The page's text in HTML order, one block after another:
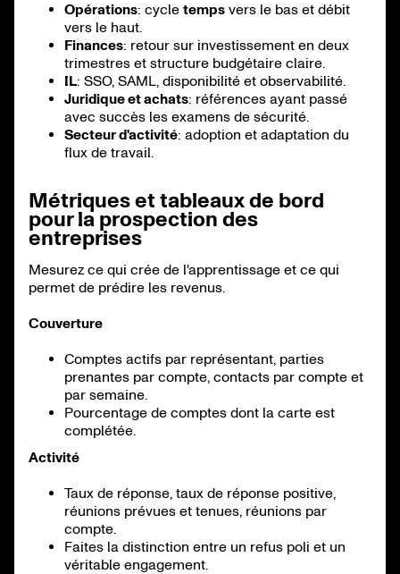
Opérations: cycle temps vers le bas et débit
vers le haut.
Finances: retour sur investissement en deux
trimestres et structure budgétaire claire.
IL: SSO, SAML, disponibilité et observabilité.
Juridique et achats: références ayant passé
avec succès les examens de sécurité.
Secteur d'activité: adoption et adaptation du
flux de travail.
Métriques et tableaux de bord
pour la prospection des
entreprises
Mesurez ce qui crée de l'apprentissage et ce qui
permet de prédire les revenus.
Couverture
Comptes actifs par représentant, parties
prenantes par compte, contacts par compte et
par semaine.
Pourcentage de comptes dont la carte est
complétée.
Activité
Taux de réponse, taux de réponse positive,
réunions prévues et tenues, réunions par
compte.
Faites la distinction entre un refus poli et un
véritable engagement.